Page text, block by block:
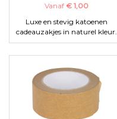
Vanaf € 1,00
Luxe en stevig katoenen
cadeauzakjes in naturel kleur.